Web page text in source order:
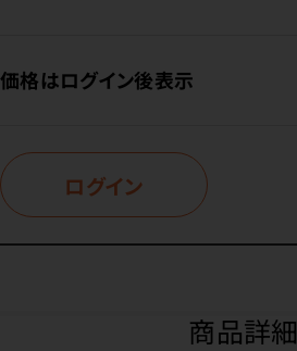
価格はログイン後表示
ログイン
商品詳細